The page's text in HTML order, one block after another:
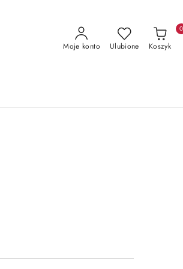
Moje konto Ulubione Koszyk
0